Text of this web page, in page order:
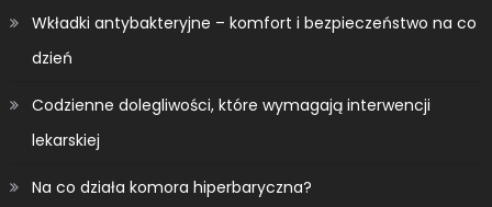
Wkładki antybakteryjne – komfort i bezpieczeństwo na co
dzień
Codzienne dolegliwości, które wymagają interwencji
lekarskiej
Na co działa komora hiperbaryczna?